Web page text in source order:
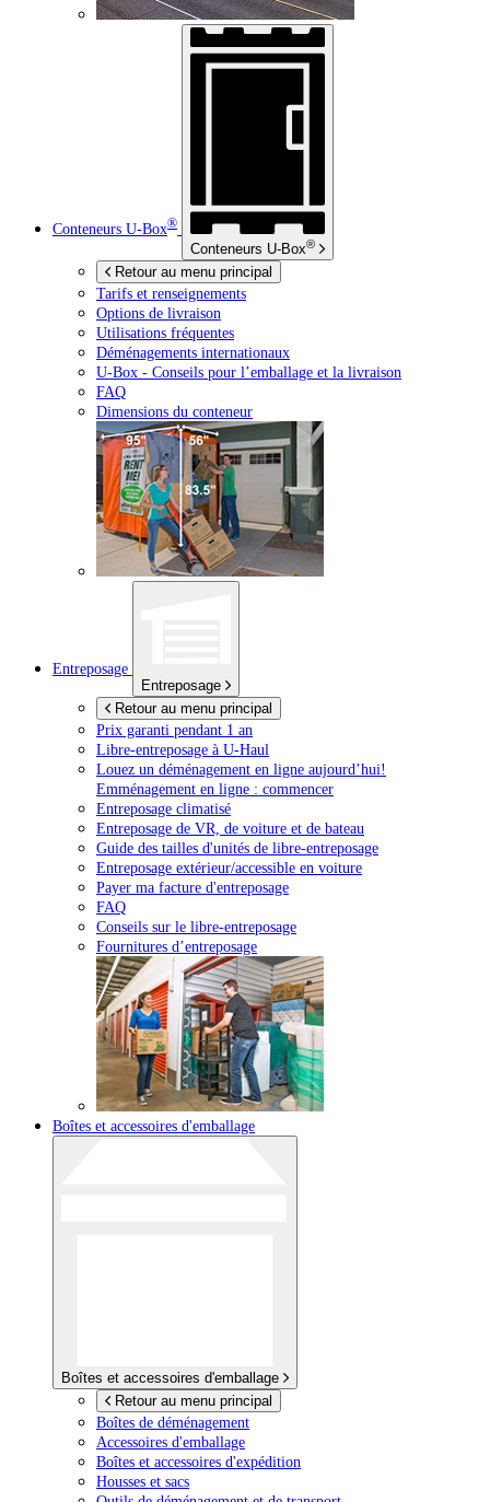
Conteneurs U-Box®
Conteneurs U-Box®
Retour au menu principal
Tarifs et renseignements
Options de livraison
Utilisations fréquentes
Déménagements internationaux
U-Box - Conseils pour l’emballage et la livraison
FAQ
Dimensions du conteneur
Entreposage
Entreposage
Retour au menu principal
Prix garanti pendant 1 an
Libre-entreposage à U-Haul
Louez un déménagement en ligne aujourd’hui!
Emménagement en ligne : commencer
Entreposage climatisé
Entreposage de VR, de voiture et de bateau
Guide des tailles d'unités de libre-entreposage
Entreposage extérieur/accessible en voiture
Payer ma facture d'entreposage
FAQ
Conseils sur le libre-entreposage
Fournitures d’entreposage
Boîtes et accessoires d'emballage
Boîtes et accessoires d'emballage
Retour au menu principal
Boîtes de déménagement
Accessoires d'emballage
Boîtes et accessoires d'expédition
Housses et sacs